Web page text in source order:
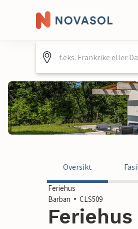
Oversikt
Feriehus
Barban
CLS509